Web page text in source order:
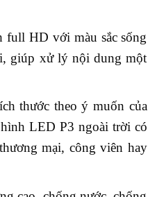
HD với màu sắc sống
giúp xử lý nội dung một
thước theo ý muốn của
LED P3 ngoài trời có
mại, công viên hay